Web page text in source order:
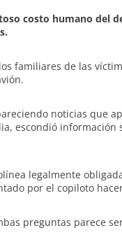
costo humano del
familiares de las
noticias que
escondió
legalmente
por el copiloto
preguntas parece